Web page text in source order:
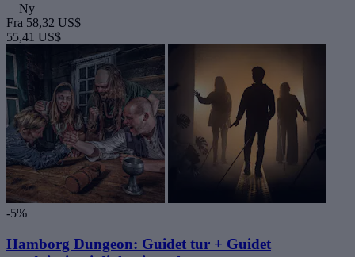
Ny
Fra 58,32 US$
55,41 US$
-5%
Hamborg Dungeon: Guidet tur + Guidet